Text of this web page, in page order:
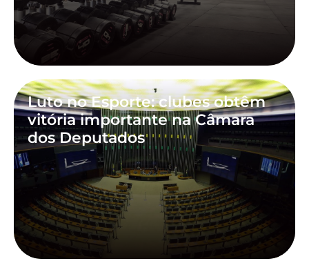
Luto no Esporte: clubes obtêm
vitória importante na Câmara
dos Deputados